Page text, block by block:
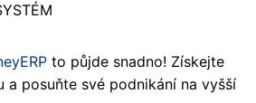
to půjde snadno! Získejte
a posuňte své podnikání na vyšší